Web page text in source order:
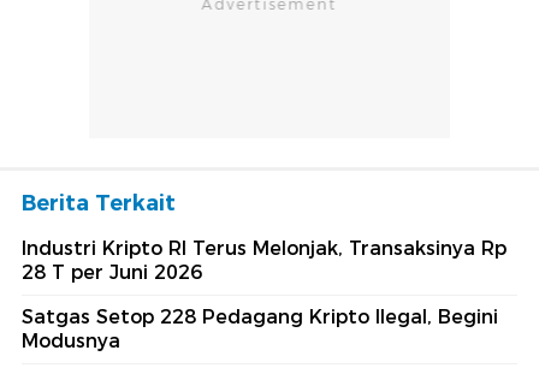
Berita Terkait
Industri Kripto RI Terus Melonjak, Transaksinya Rp
28 T per Juni 2026
Satgas Setop 228 Pedagang Kripto Ilegal, Begini
Modusnya